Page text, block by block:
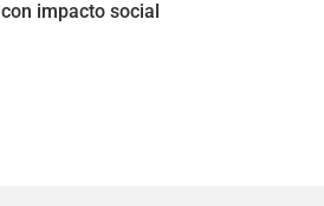
impacto social